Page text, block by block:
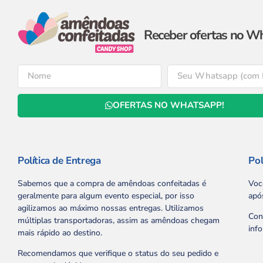
Receber ofertas no
OFERTAS NO WHATSAPP!
Política de Entrega
Sabemos que a compra de amêndoas confeitadas é
geralmente para algum evento especial, por isso
agilizamos ao máximo nossas entregas. Utilizamos
múltiplas transportadoras, assim as amêndoas chegam
mais rápido ao destino.
Recomendamos que verifique o status do seu pedido e